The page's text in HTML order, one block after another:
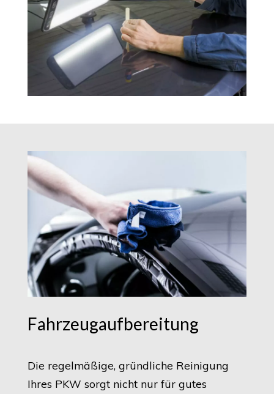
Fahrzeugaufbereitung
Die regelmäßige, gründliche Reinigung
Ihres PKW sorgt nicht nur für gutes